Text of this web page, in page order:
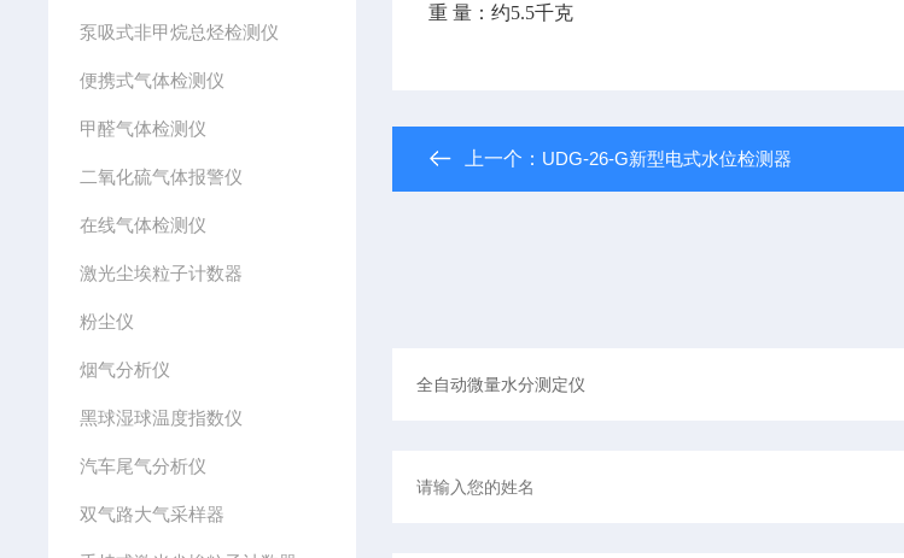
泵吸式非甲烷总烃检测仪
便携式气体检测仪
甲醛气体检测仪
二氧化硫气体报警仪
在线气体检测仪
激光尘埃粒子计数器
粉尘仪
烟气分析仪
黑球湿球温度指数仪
汽车尾气分析仪
双气路大气采样器
重 量：约5.5千克
上一个： UDG-26-G新型电式水位检测器